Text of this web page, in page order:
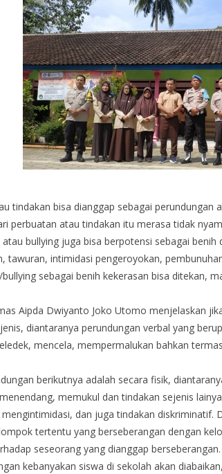
tindakan bisa dianggap sebagai perundungan
perbuatan atau tindakan itu merasa tidak
atau bullying juga bisa berpotensi sebagai
tawuran, intimidasi pengeroyokan,
sebagai benih kekerasan bisa ditekan,
Aipda Dwiyanto Joko Utomo menjelaskan
diantaranya perundungan verbal yang
mencela, mempermalukan bahkan
berikutnya adalah secara fisik,
memukul dan tindakan sejenis
dan juga tindakan diskriminatif.
tertentu yang berseberangan dengan
seseorang yang dianggap
kebanyakan siswa di sekolah akan